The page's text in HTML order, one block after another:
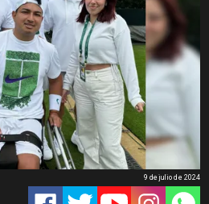
9 de julio de 2024